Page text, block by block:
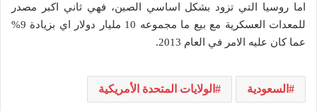
اما روسيا التي تزود بشكل اساسي الصين، فهي ثاني اكبر مصدر
للمعدات العسكرية مع بيع ما مجموعه 10 مليار دولار اي بزيادة 9%
عما كان عليه الامر في العام 2013.
السعودية الولايات المتحدة الأمريكية